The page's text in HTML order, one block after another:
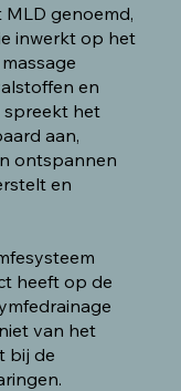
MLD genoemd,
inwerkt op het
en
spreekt het
aan,
ontspannen
en
heeft op de
van het
bij de